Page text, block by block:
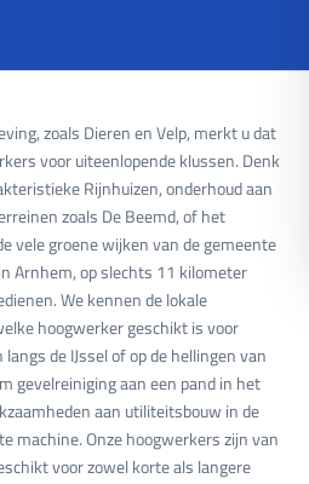
zoals Dieren en Velp, merkt u dat
voor uiteenlopende klussen. Denk
Rijnhuizen, onderhoud aan
zoals De Beemd, of het
vele groene wijken van de gemeente
Arnhem, op slechts 11 kilometer
We kennen de lokale
hoogwerker geschikt is voor
de IJssel of op de hellingen van
gevelreiniging aan een pand in het
aan utiliteitsbouw in de
machine. Onze hoogwerkers zijn van
voor zowel korte als langere